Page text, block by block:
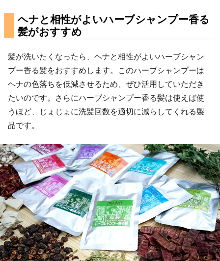
ヘナと相性がよいハーブシャンプー香る
髪がおすすめ
髪が洗いたくなったら、ヘナと相性がよいハーブシャン
プー香る髪をおすすめします。このハーブシャンプーは
ヘナの色落ちを低減させるため、ぜひ活用していただき
たいのです。さらにハーブシャンプー香る髪は使えば使
うほど、じょじょに洗髪回数を適切に減らしてくれる製
品です。